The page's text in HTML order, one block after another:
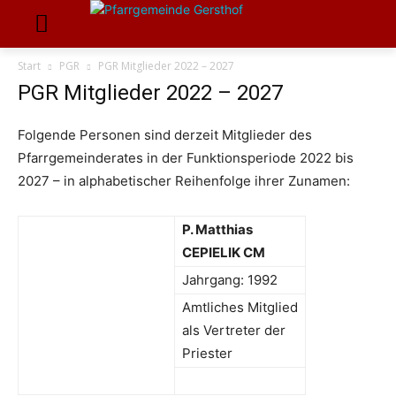
Start PGR PGR Mitglieder 2022 – 2027
PGR Mitglieder 2022 – 2027
Folgende Personen sind derzeit Mitglieder des
Pfarrgemeinderates in der Funktionsperiode 2022 bis
2027 – in alphabetischer Reihenfolge ihrer Zunamen:
P. Matthias
CEPIELIK CM
Jahrgang: 1992
Amtliches Mitglied
als Vertreter der
Priester